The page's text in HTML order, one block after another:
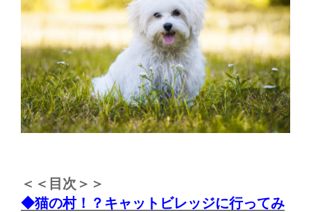
＜＜目次＞＞
◆猫の村！？キャットビレッジに行ってみ